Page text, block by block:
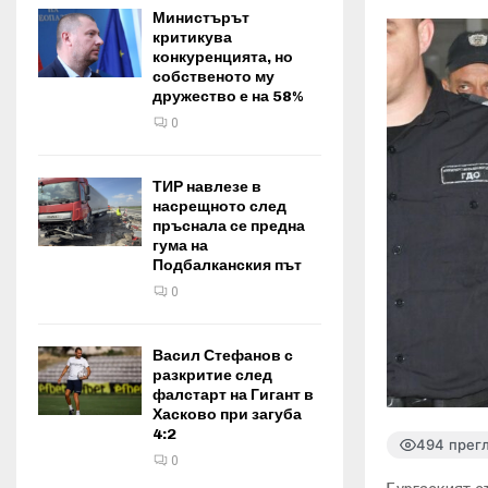
494
Министърът
критикува
конкуренцията, но
собственото му
дружество е на 58%
0
ТИР навлезе в
насрещното след
пръснала се предна
гума на
Подбалканския път
0
Васил Стефанов с
разкритие след
фалстарт на Гигант в
Хасково при загуба
4:2
0